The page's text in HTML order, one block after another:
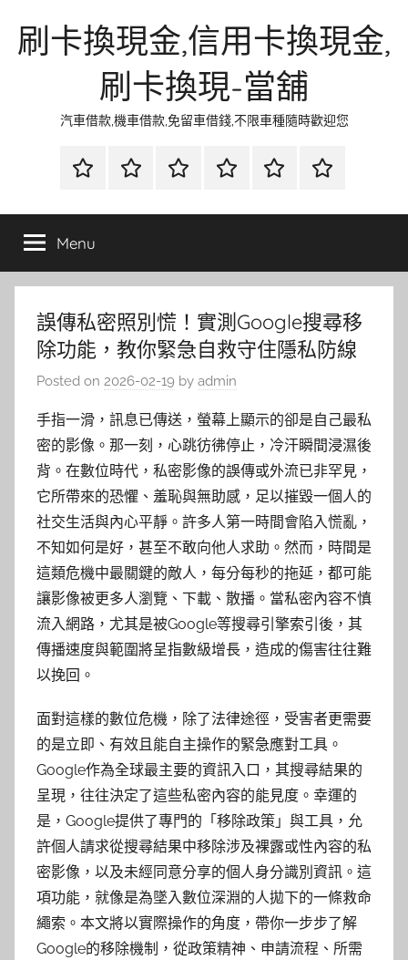
刷卡換現金,信用卡換現金,
刷卡換現-當舖
汽車借款,機車借款,免留車借錢,不限車種隨時歡迎您
首
當
金
網
資
流
時
環
清
聯
徵
Menu
誤傳私密照別慌！實測Google搜尋移
除功能，教你緊急自救守住隱私防線
Posted on 2026-02-19 by admin
手指一滑，訊息已傳送，螢幕上顯示的卻是自己最私
密的影像。那一刻，心跳彷彿停止，冷汗瞬間浸濕後
背。在數位時代，私密影像的誤傳或外流已非罕見，
它所帶來的恐懼、羞恥與無助感，足以摧毀一個人的
社交生活與內心平靜。許多人第一時間會陷入慌亂，
不知如何是好，甚至不敢向他人求助。然而，時間是
這類危機中最關鍵的敵人，每分每秒的拖延，都可能
讓影像被更多人瀏覽、下載、散播。當私密內容不慎
流入網路，尤其是被Google等搜尋引擎索引後，其
傳播速度與範圍將呈指數級增長，造成的傷害往往難
以挽回。
面對這樣的數位危機，除了法律途徑，受害者更需要
的是立即、有效且能自主操作的緊急應對工具。
Google作為全球最主要的資訊入口，其搜尋結果的
呈現，往往決定了這些私密內容的能見度。幸運的
是，Google提供了專門的「移除政策」與工具，允
許個人請求從搜尋結果中移除涉及裸露或性內容的私
密影像，以及未經同意分享的個人身分識別資訊。這
項功能，就像是為墜入數位深淵的人拋下的一條救命
繩索。本文將以實際操作的角度，帶你一步步了解
Google的移除機制，從政策精神、申請流程、所需